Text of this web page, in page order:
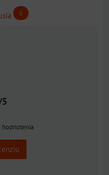
0
hodnotenia